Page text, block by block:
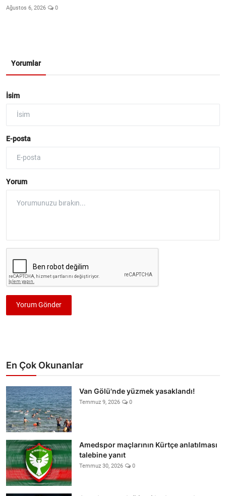
Ağustos 6, 2026 0
Yorumlar
İsim
E-posta
Yorum
Yorum Gönder
En Çok Okunanlar
Van Gölü'nde yüzmek yasaklandı!
Temmuz 9, 2026 0
Amedspor maçlarının Kürtçe anlatılması
talebine yanıt
Temmuz 30, 2026 0